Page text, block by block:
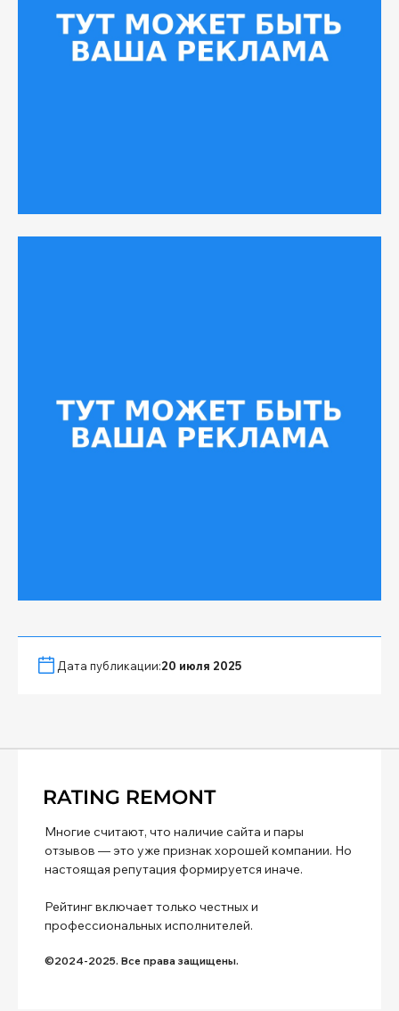
Дата публикации:20 июля 2025
Многие считают, что наличие сайта и пары
отзывов — это уже признак хорошей компании. Но
настоящая репутация формируется иначе.
Рейтинг включает только честных и
профессиональных исполнителей.
©2024-2025. Все права защищены.